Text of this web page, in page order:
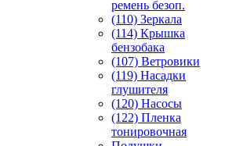
ремень безоп.
(110) Зеркала
(114) Крышка
бензобака
(107) Ветровики
(119) Насадки
глушителя
(120) Насосы
(122) Пленка
тонировочная